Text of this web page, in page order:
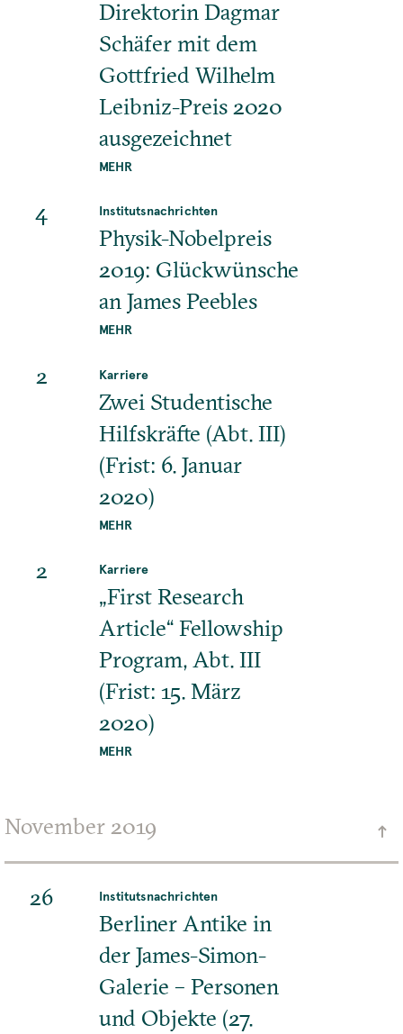
Direktorin Dagmar
Schäfer mit dem
Gottfried Wilhelm
Leibniz-Preis 2020
ausgezeichnet
MEHR
4 Institutsnachrichten
Physik-Nobelpreis
2019: Glückwünsche
an James Peebles
MEHR
2 Karriere
Zwei Studentische
Hilfskräfte (Abt. III)
(Frist: 6. Januar
2020)
MEHR
2 Karriere
„First Research
Article“ Fellowship
Program, Abt. III
(Frist: 15. März
2020)
MEHR
November 2019
26 Institutsnachrichten
Berliner Antike in
der James-Simon-
Galerie – Personen
und Objekte (27.